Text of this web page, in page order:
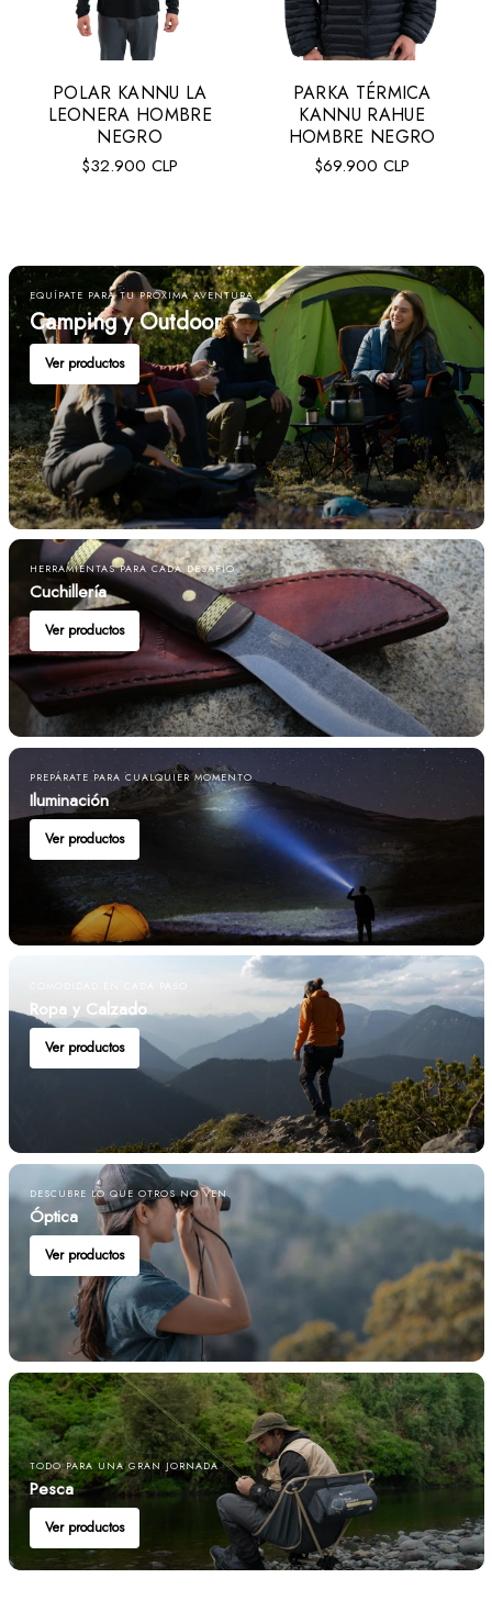
Talla:XL
XL
S M L
POLAR KANNU LA
LEONERA HOMBRE
NEGRO
Precio
$32.900 CLP
PARKA TÉRMICA
KANNU RAHUE
HOMBRE NEGRO
Precio
$69.900 CLP
EQUÍPATE PARA TU PRÓXIMA AVENTURA
Camping y Outdoor
Ver productos
HERRAMIENTAS PARA CADA DESAFÍO
Cuchillería
Ver productos
PREPÁRATE PARA CUALQUIER MOMENTO
Iluminación
Ver productos
Ropa y Calzado
Ver productos
DESCUBRE LO QUE OTROS NO VEN.
Óptica
Ver productos
TODO PARA UNA GRAN JORNADA
Pesca
Ver productos